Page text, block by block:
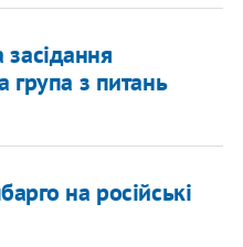
група з питань
на російські